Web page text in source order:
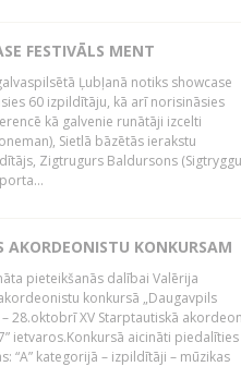
FESTIVĀLS MENT
Ļubļanā notiks showcase
60 izpildītāju, kā arī norisināsies
kā galvenie runātāji izcelti
Sietlā bāzētās ierakstu
Zigtrugurs Baldursons
KONKURSAM
pieteikšanās dalībai Valērija
konkursā „Daugavpils
28.oktobrī XV Starptautiskā
ietvaros.Konkursā aicināti piedalīties
“A” kategorijā – izpildītāji – mūzikas